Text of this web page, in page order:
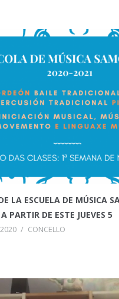
LA ESCUELA DE MÚSICA
PARTIR DE ESTE JUEVES 5
/ CONCELLO